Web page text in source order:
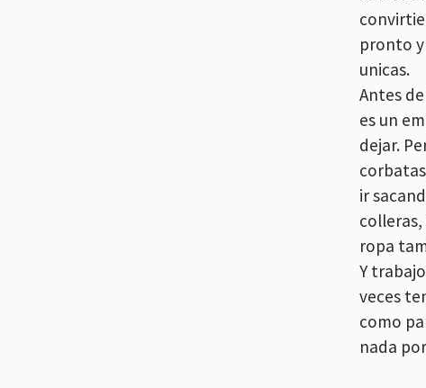
pronto y
unicas.
Antes
es un
dejar.
ir
ropa
Y
veces
como
nada